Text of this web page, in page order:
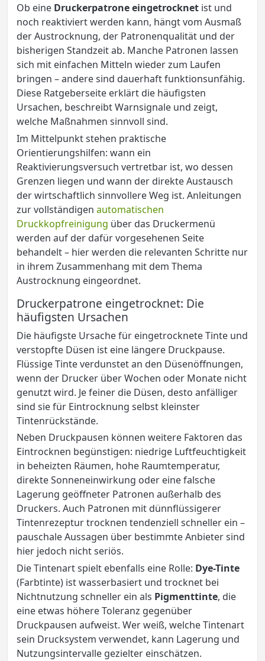
Ob eine Druckerpatrone eingetrocknet ist und
noch reaktiviert werden kann, hängt vom Ausmaß
der Austrocknung, der Patronenqualität und der
bisherigen Standzeit ab. Manche Patronen lassen
sich mit einfachen Mitteln wieder zum Laufen
bringen – andere sind dauerhaft funktionsunfähig.
Diese Ratgeberseite erklärt die häufigsten
Ursachen, beschreibt Warnsignale und zeigt,
welche Maßnahmen sinnvoll sind.
Im Mittelpunkt stehen praktische
Orientierungshilfen: wann ein
Reaktivierungsversuch vertretbar ist, wo dessen
Grenzen liegen und wann der direkte Austausch
der wirtschaftlich sinnvollere Weg ist. Anleitungen
zur vollständigen automatischen
Druckkopfreinigung über das Druckermenü
werden auf der dafür vorgesehenen Seite
behandelt – hier werden die relevanten Schritte nur
in ihrem Zusammenhang mit dem Thema
Austrocknung eingeordnet.
Druckerpatrone eingetrocknet: Die
häufigsten Ursachen
Die häufigste Ursache für eingetrocknete Tinte und
verstopfte Düsen ist eine längere Druckpause.
Flüssige Tinte verdunstet an den Düsenöffnungen,
wenn der Drucker über Wochen oder Monate nicht
genutzt wird. Je feiner die Düsen, desto anfälliger
sind sie für Eintrocknung selbst kleinster
Tintenrückstände.
Neben Druckpausen können weitere Faktoren das
Eintrocknen begünstigen: niedrige Luftfeuchtigkeit
in beheizten Räumen, hohe Raumtemperatur,
direkte Sonneneinwirkung oder eine falsche
Lagerung geöffneter Patronen außerhalb des
Druckers. Auch Patronen mit dünnflüssigerer
Tintenrezeptur trocknen tendenziell schneller ein –
pauschale Aussagen über bestimmte Anbieter sind
hier jedoch nicht seriös.
Die Tintenart spielt ebenfalls eine Rolle: Dye-Tinte
(Farbtinte) ist wasserbasiert und trocknet bei
Nichtnutzung schneller ein als Pigmenttinte, die
eine etwas höhere Toleranz gegenüber
Druckpausen aufweist. Wer weiß, welche Tintenart
sein Drucksystem verwendet, kann Lagerung und
Nutzungsintervalle gezielter einschätzen.